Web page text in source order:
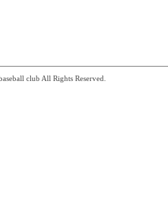
club All Rights Reserved.